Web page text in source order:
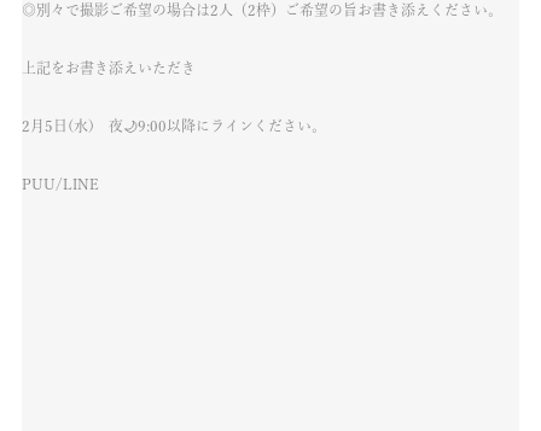
◎別々で撮影ご希望の場合は2人（2枠）ご希望の旨お書き添えください。
上記をお書き添えいただき
2月5日(水) 夜🌙9:00以降にラインください。
PUU/LINE